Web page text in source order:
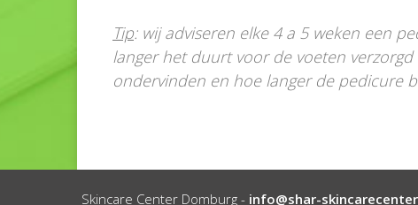
Tip: wij adviseren elke 4 a 5 weken een
langer het duurt voor de voeten
ondervinden en hoe langer de pedicure
Skincare Center Domburg - info@shar-